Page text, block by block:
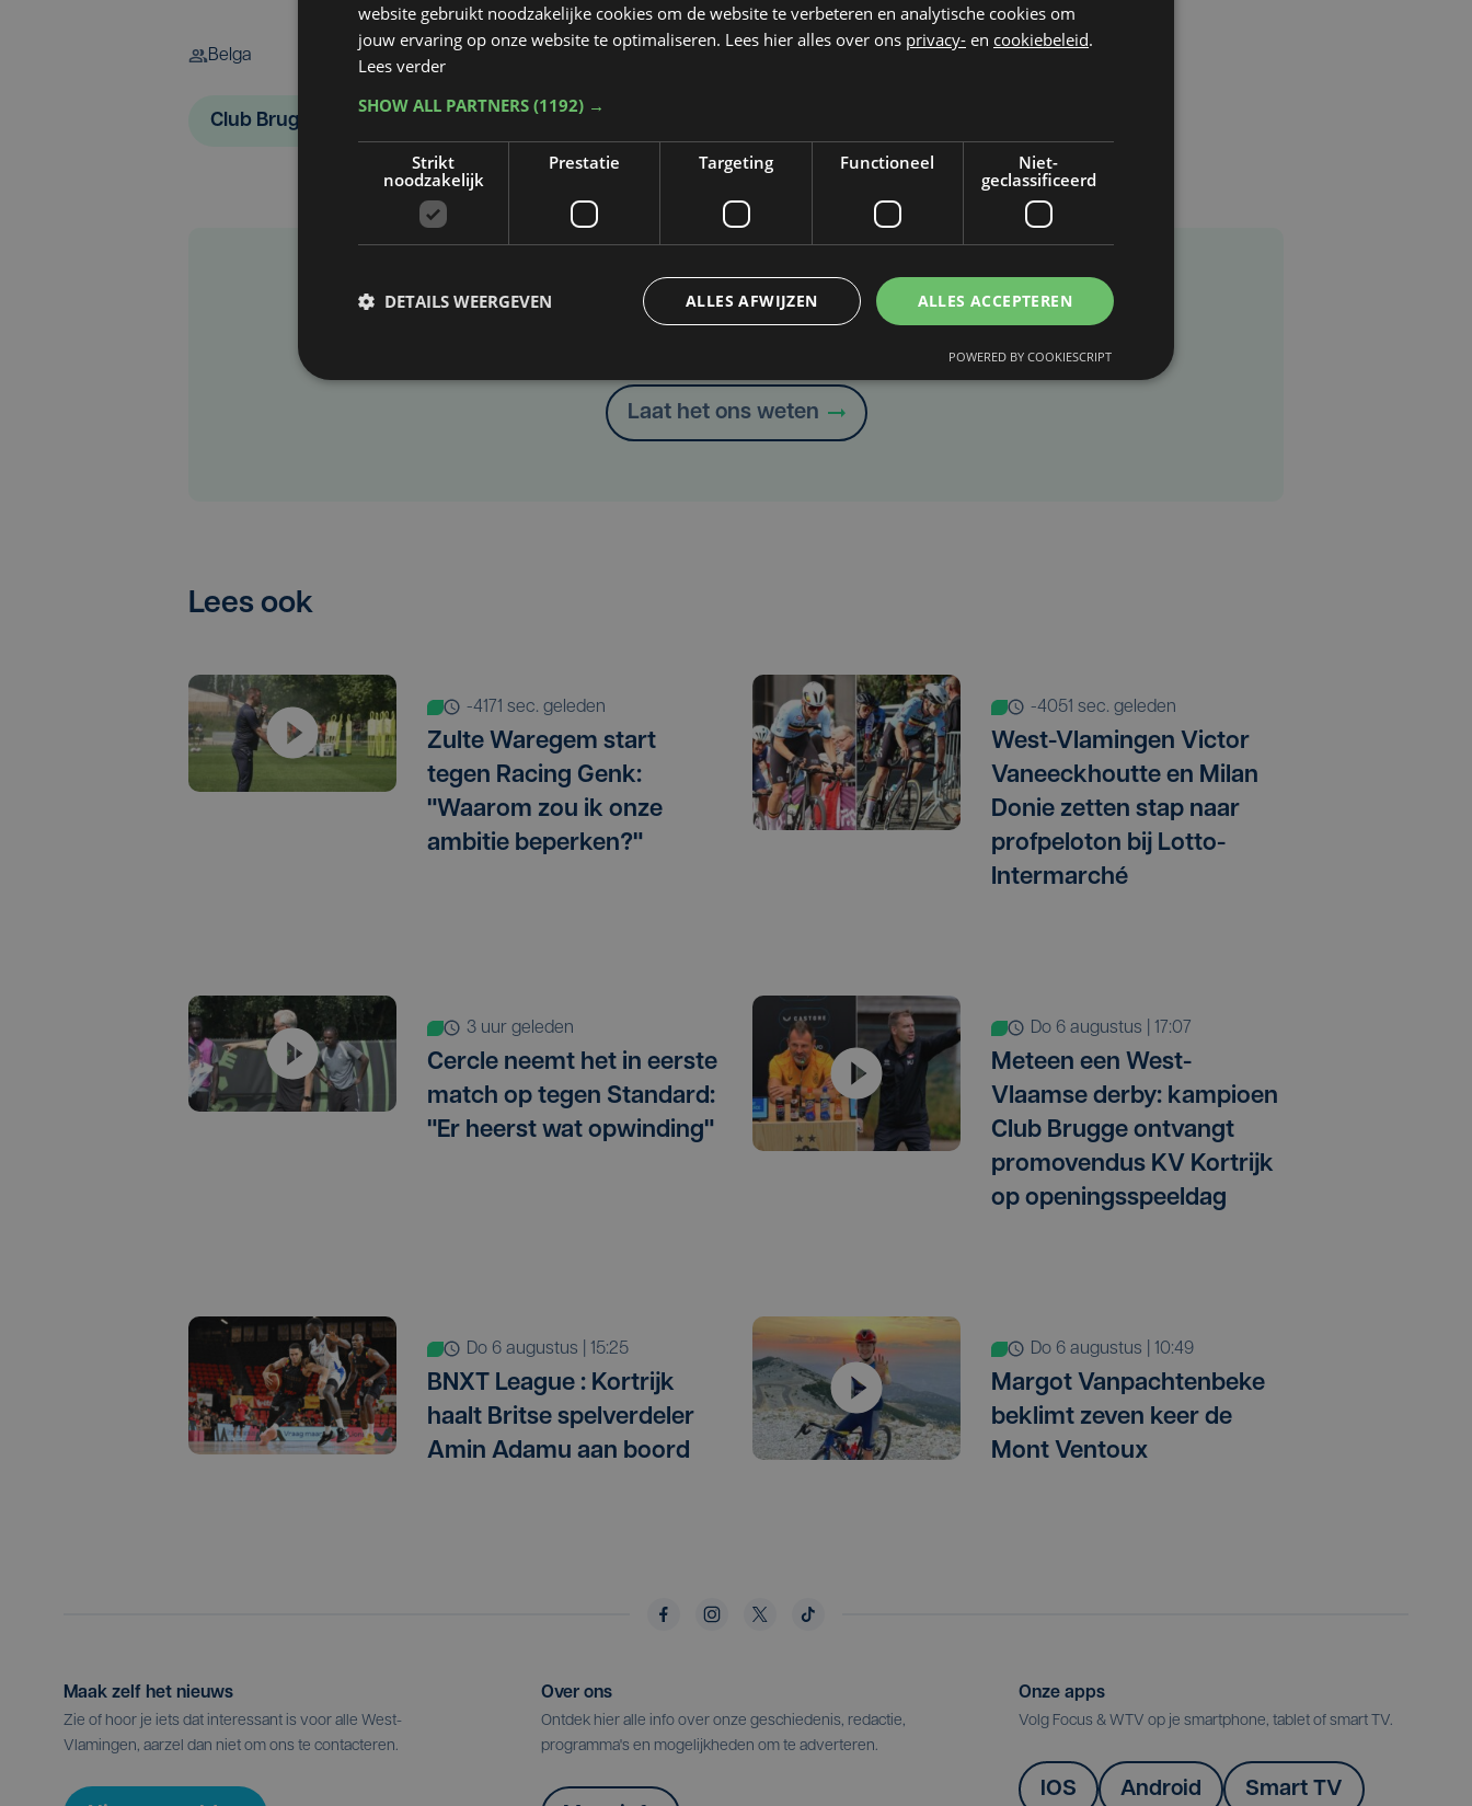
Belga
Club Brugge Club Brugge Kampioen 2026
Taalfout opgemerkt?
Laat het ons weten
Lees ook
-4171 sec. geleden
Zulte Waregem start
tegen Racing Genk:
"Waarom zou ik onze
ambitie beperken?"
-4051 sec. geleden
West-Vlamingen Victor
Vaneeckhoutte en Milan
Donie zetten stap naar
profpeloton bij Lotto-
Intermarché
3 uur geleden
Cercle neemt het in eerste
match op tegen Standard:
"Er heerst wat opwinding"
do 6 augustus | 17:07
Meteen een West-
Vlaamse derby: kampioen
Club Brugge ontvangt
promovendus KV Kortrijk
op openingsspeeldag
do 6 augustus | 15:25
BNXT League : Kortrijk
haalt Britse spelverdeler
Amin Adamu aan boord
do 6 augustus | 10:49
Margot Vanpachtenbeke
beklimt zeven keer de
Mont Ventoux
Maak zelf het nieuws
Zie of hoor je iets dat interessant is voor alle West-
Vlamingen, aarzel dan niet om ons te contacteren.
Over ons
Ontdek hier alle info over onze geschiedenis, redactie,
programma's en mogelijkheden om te adverteren.
Onze apps
Volg Focus & WTV op je smartphone, tablet of smart TV.
IOS Android Smart TV
website gebruikt noodzakelijke cookies om de website te verbeteren en analytische cookies om
jouw ervaring op onze website te optimaliseren. Lees hier alles over ons privacy- en cookiebeleid.
Lees verder
SHOW ALL PARTNERS (1192) →
Strikt
noodzakelijk
Prestatie Targeting Functioneel
Niet-
geclassificeerd
ALLES ACCEPTEREN
ALLES AFWIJZEN
DETAILS WEERGEVEN
POWERED BY COOKIESCRIPT